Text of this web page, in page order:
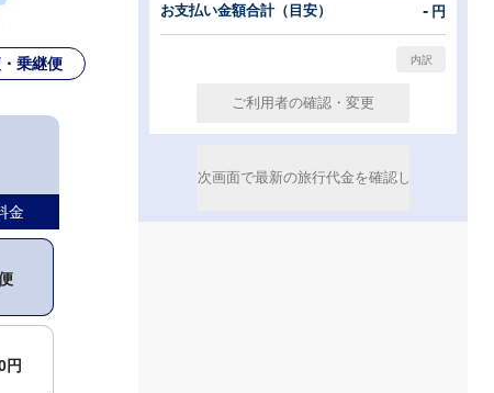
乗継便
金
円
お支払い金額合計（目安） - 円